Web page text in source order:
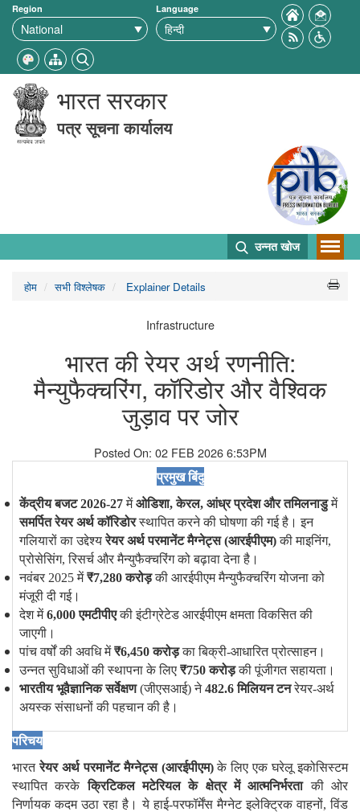
Region Language
भारत सरकार
पत्र सूचना कार्यालय
उन्नत खोज
होम सभी विश्लेषक Explainer Details
Infrastructure
भारत की रेयर अर्थ रणनीति:
मैन्युफैक्चरिंग, कॉरिडोर और वैश्विक
जुड़ाव पर जोर
Posted On: 02 FEB 2026 6:53PM
प्रमुख बिंदु
केंद्रीय बजट 2026-27मेंओडिशा,केरल, आंध्र प्रदेश और तमिलनाडुमें
समर्पित रेयर अर्थ कॉरिडोरस्थापित करने की घोषणा की गई है। इन
गलियारों का उद्देश्यरेयर अर्थ परमानेंट मैग्नेट्स (आरईपीएम)की माइनिंग,
प्रोसेसिंग, रिसर्च और मैन्युफैक्चरिंग को बढ़ावा देना है।
नवंबर 2025 में₹7,280 करोड़की आरईपीएम मैन्युफैक्चरिंग योजना को
मंजूरी दी गई।
देश में6,000 एमटीपीएकी इंटीग्रेटेड आरईपीएम क्षमता विकसित की
जाएगी।
पांच वर्षों की अवधि में₹6,450 करोड़का बिक्री-आधारित प्रोत्साहन।
उन्नत सुविधाओं की स्थापना के लिए ₹750 करोड़की पूंजीगत सहायता।
भारतीय भूवैज्ञानिक सर्वेक्षण(जीएसआई) ने 482.6मिलियन टनरेयर-अर्थ
अयस्क संसाधनों की पहचान की है।
परिचय
भारतरेयर अर्थ परमानेंट मैग्नेट्स (आरईपीएम)के लिए एक घरेलू इकोसिस्टम
स्थापित करकेक्रिटिकल मटेरियल के क्षेत्र में आत्मनिर्भरताकी ओर
निर्णायक कदम उठा रहा है। ये हाई-परफॉर्मेंस मैग्नेट इलेक्ट्रिक वाहनों, विंड